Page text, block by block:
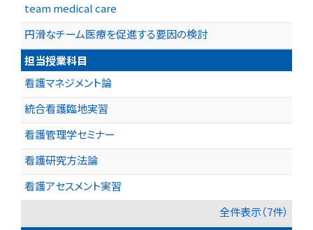
team medical care
円滑なチーム医療を促進する要因の検討
担当授業科目
看護マネジメント論
統合看護臨地実習
看護管理学セミナー
看護研究方法論
看護アセスメント実習
全件表示（7件）